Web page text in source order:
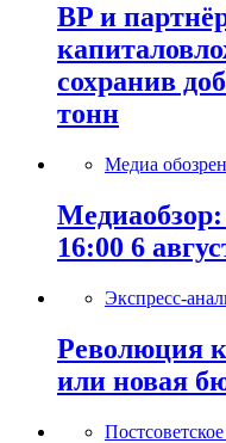
BP и
сохранив
тонн
Медиа
Медиаобзор:
16:00 6
Экспресс-
Революция
или новая